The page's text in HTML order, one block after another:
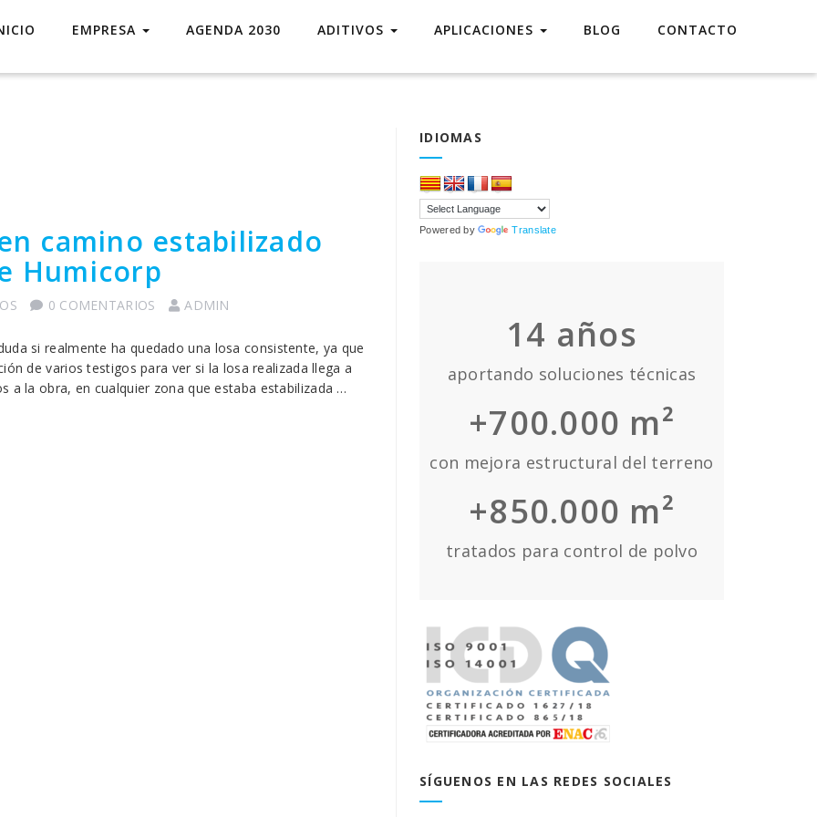
EMPRESA AGENDA 2030 ADITIVOS APLICACIONES BLOG CONTACTO
camino estabilizado
Humicorp
0 COMENTARIOS ADMIN
si realmente ha quedado una losa consistente, ya que
de varios testigos para ver si la losa realizada llega a
la obra, en cualquier zona que estaba estabilizada …
IDIOMAS
Powered by Translate
14 años
aportando soluciones técnicas
+700.000 m²
con mejora estructural del terreno
+850.000 m²
tratados para control de polvo
SÍGUENOS EN LAS REDES SOCIALES